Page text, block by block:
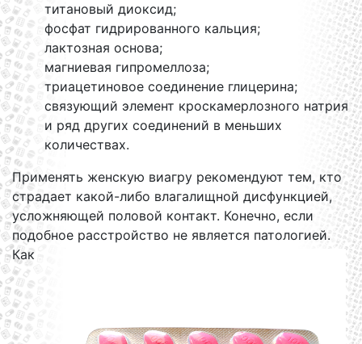
титановый диоксид;
фосфат гидрированного кальция;
лактозная основа;
магниевая гипромеллоза;
триацетиновое соединение глицерина;
связующий элемент кроскамерлозного натрия
и ряд других соединений в меньших
количествах.
Применять женскую виагру рекомендуют тем, кто
страдает какой-либо влагалищной дисфункцией,
усложняющей половой контакт. Конечно, если
подобное расстройство не является патологией.
Как